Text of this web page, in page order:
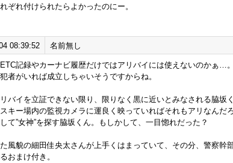
ぞれ付けられたらよかったのにー。
08:39:52 名前無し
記録やカーナビ履歴だけではアリバイには使えないのかぁ…。
者がいれば成立しちゃいそうですからね。
バイを立証できない限り、限りなく黒に近いとみなされる脇坂く
キー場内の監視カメラに運良く映っていればそれもアリなんだ
て”女神”を探す脇坂くん。もしかして、一目惚れだった？
風貌の細田佳央太さんが上手くはまっていて、その分、警察幹
おまけ付き。